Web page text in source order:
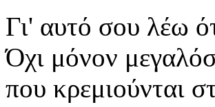
Γι' αυτό σου λέω
Όχι μόνον
που κρεμιούνται